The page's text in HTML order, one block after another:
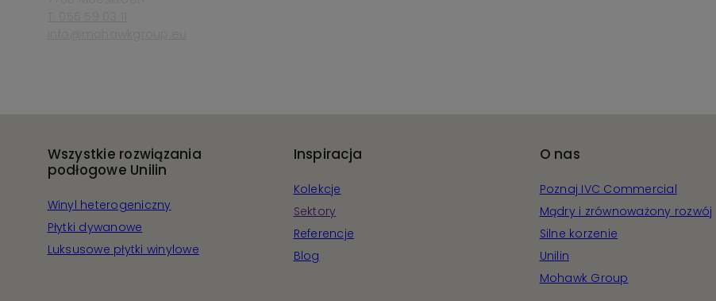
Wszystkie rozwiązania
podłogowe Unilin
Winyl heterogeniczny
Płytki dywanowe
Luksusowe płytki winylowe
Inspiracja
Kolekcje
Sektory
Referencje
Blog
O nas
Poznaj IVC Commercial
Mądry i zrównoważony rozwój
Silne korzenie
Unilin
Mohawk Group